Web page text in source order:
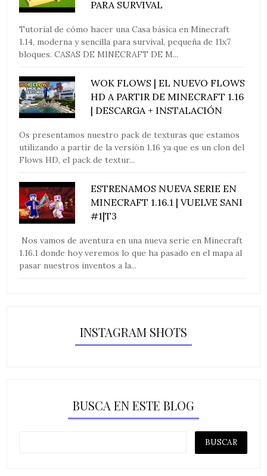
PARA SURVIVAL
Tutorial de cómo hacer una Casa básica en Minecraft
1.14, moderna y sencilla para survival, pequeña de 11x7
bloques. CASAS DE MINECRAFT DE M...
WOK FLOWS | EL NUEVO FLOWS
HD A PARTIR DE MINECRAFT 1.16
| DESCARGA + INSTALACIÓN
Os presentamos nuestro pack de texturas que estamos
utilizando a partir de la versión 1.16 ya que es un clon del
Flows HD, el pack de textur...
ESTRENAMOS NUEVA SERIE EN
MINECRAFT 1.16.1 | VUELVE SANI
#1|T3
Nos vamos de aventura en una nueva serie en Minecraft
1.16.1 donde hoy veremos lo que ha pasado en el mapa al
pasar nuestros inventos a la...
INSTAGRAM SHOTS
BUSCA EN ESTE BLOG